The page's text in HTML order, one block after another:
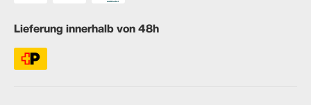
Lieferung innerhalb von 48h